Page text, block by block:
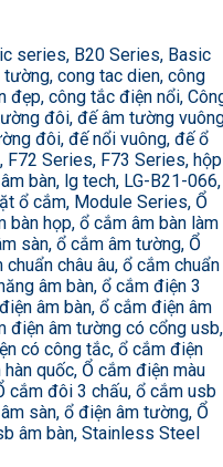
series, B20 Series, Basic
cong tac dien, công
đẹp, công tắc điện nổi,
đôi, đế âm tường
đôi, đế nổi vuông, đế ổ
Series, F73 Series, hộp
bàn, lg tech, LG-B21-066,
ổ cắm, Module Series, Ổ
bàn họp, ổ cắm âm bàn làm
sàn, ổ cắm âm tường, Ổ
châu âu, ổ cắm chuẩn
âm bàn, ổ cắm điện 3
âm bàn, ổ cắm điện âm
điện âm tường có cổng usb,
có công tắc, ổ cắm điện
quốc, Ổ cắm điện màu
cắm đôi 3 chấu, ổ cắm usb
sàn, ổ điện âm tường, Ổ
âm bàn, Stainless Steel